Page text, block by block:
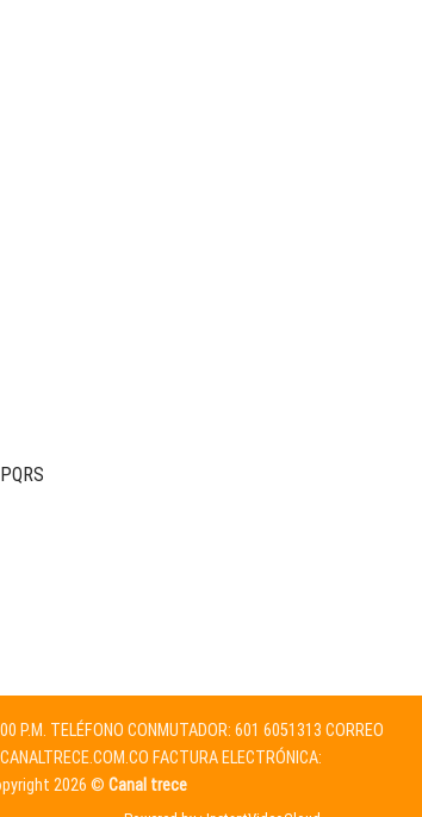
PQRS
P.M. TELÉFONO CONMUTADOR: 601 6051313 CORREO
FACTURA ELECTRÓNICA:
2026 © Canal trece